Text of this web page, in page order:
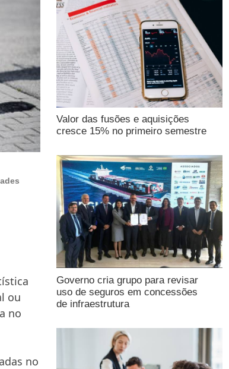
ou
no
no
Valor das fusões e aquisições
cresce 15% no primeiro semestre
Governo cria grupo para revisar
uso de seguros em concessões
de infraestrutura